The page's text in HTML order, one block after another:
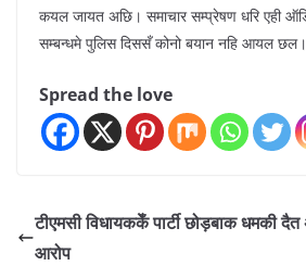
कयल जायत अछि। समाचार सम्प्रेषण धरि एही
सम्बन्धमे पुलिस दिससँ कोनो बयान नहि आयल छल।
Spread the love
टीएमसी विधायककेँ पार्टी छोड़बाक धमकी
आरोप